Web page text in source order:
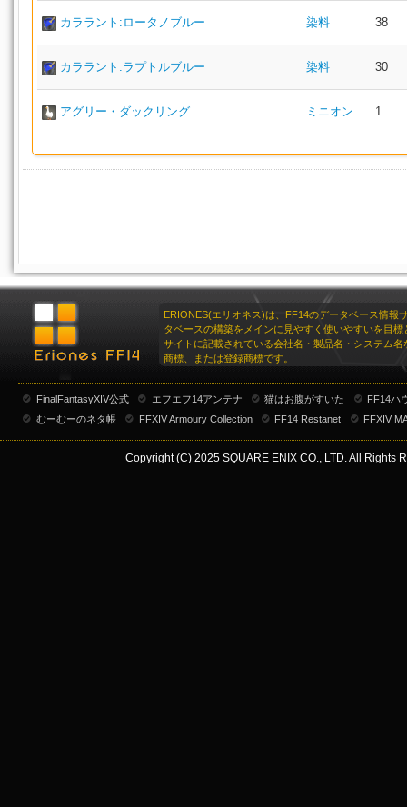
カララント:ロータノブルー 染料 38
カララント:ラプトルブルー 染料 30
アグリー・ダックリング ミニオン 1
ERIONES(エリオネス)は、FF14のデータベース情報
タベースの構築をメインに見やすく使いやすいを目標
サイトに記載されている会社名・製品名・システム名
商標、または登録商標です。
FinalFantasyXIV公式 エフエフ14アンテナ 猫はお腹がすいた
FF14ハ
むーむーのネタ帳
FFXIV Armoury Collection FF14 Restanet FFXIV
Copyright (C) 2025 SQUARE ENIX CO., LTD. All Rights